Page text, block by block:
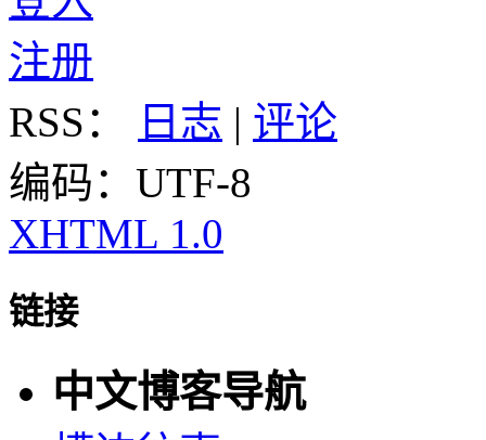
注册
RSS：
日志 | 评论
编码：UTF-8
XHTML 1.0
链接
中文博客导航